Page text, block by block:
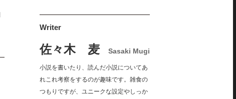
Writer
佐々木 麦 Sasaki Mugi
小説を書いたり、読んだ小説についてあ
れこれ考察をするのが趣味です。雑食の
つもりですが、ユニークな設定やしっか